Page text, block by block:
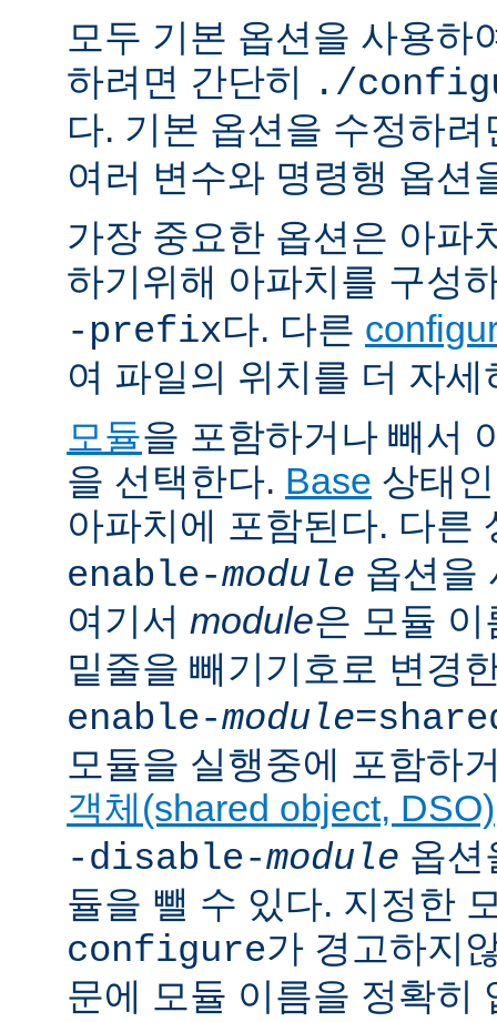
모두 기본 옵션을 사용하
하려면 간단히 ./
다. 기본 옵션을 수정하
여러 변수와 명령행 옵션
가장 중요한 옵션은 아파
하기위해 아파치를 구성
-prefix다. 다른
여 파일의 위치를 더 자
모듈을 포함하거나 빼서
을 선택한다. Base 상태
아파치에 포함된다. 다른
enable-module 옵션을
여기서 module은 모듈
밑줄을 빼기기호로 변경
enable-module
모듈을 실행중에 포함하
객체(shared object, DSO)
-disable-module 옵션
듈을 뺄 수 있다. 지정한
configure가 경고하지
문에 모듈 이름을 정확히